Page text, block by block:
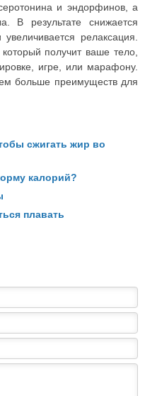
и эндорфинов, а
В результате снижается
релаксация.
получит ваше тело,
игре, или марафону.
больше преимуществ для
сжигать жир во
калорий?
плавать